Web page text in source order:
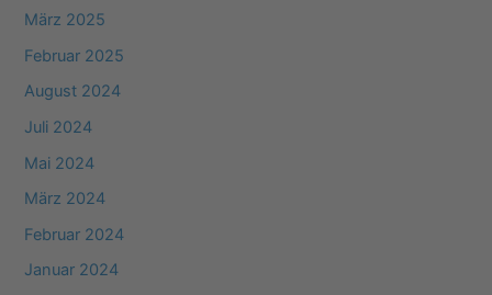
März 2025
Februar 2025
August 2024
Juli 2024
Mai 2024
März 2024
Februar 2024
Januar 2024